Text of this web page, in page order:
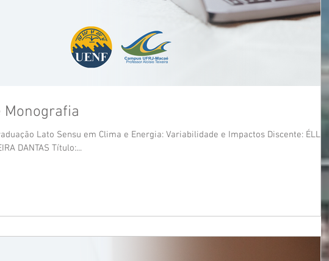
Monografia
Lato Sensu em Clima e Energia: Variabilidade e Impactos Discente: ÉLLIDA
DANTAS Título:...